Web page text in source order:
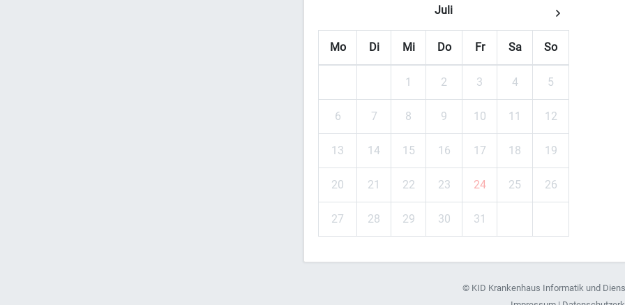
Juli
Mo Di Mi Do Fr Sa So
1 2 3 4 5
6 7 8 9 10 11 12
13 14 15 16 17 18 19
20 21 22 23 24 25 26
27 28 29 30 31
© KID Krankenhaus Informatik und